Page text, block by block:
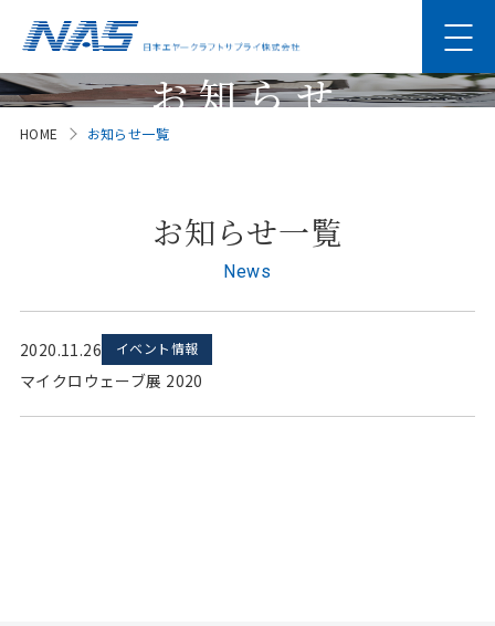
お知らせ
HOME お知らせ一覧
お知らせ一覧
News
2020.11.26 イベント情報
マイクロウェーブ展 2020